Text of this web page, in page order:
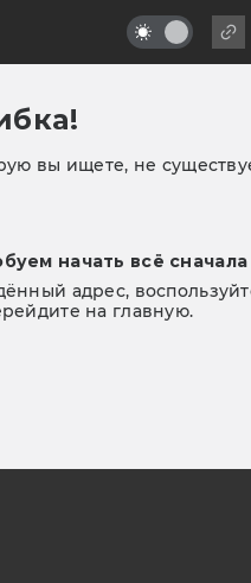
вы ищете, не
начать всё сначала
адрес,
на главную.